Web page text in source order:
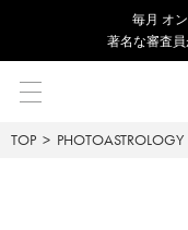
毎⽉ オ
著名な審査
TOP PHOTOASTROLOGY